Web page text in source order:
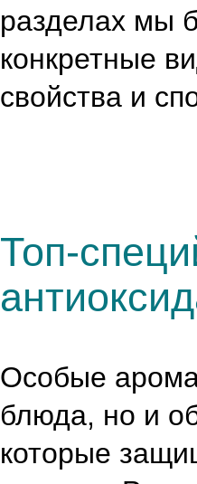
разделах мы
конкретные
свойства и
Топ-
Особые
блюда, но и
которые